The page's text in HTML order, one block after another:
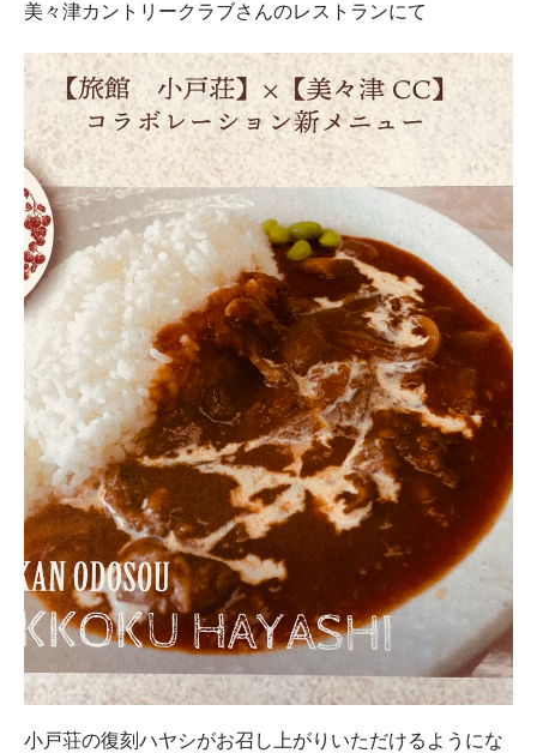
美々津カントリークラブさんのレストランにて
小戸荘の復刻ハヤシがお召し上がりいただけるようにな